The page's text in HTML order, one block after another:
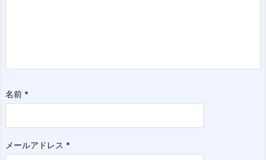
名前 *
メールアドレス *